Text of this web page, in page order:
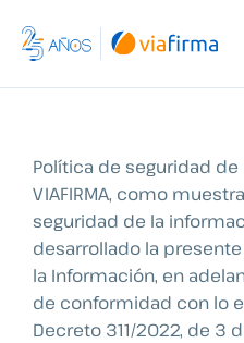
contenido
Política de seguridad
VIAFIRMA, como
seguridad de la
desarrollado la
la Información, en
de conformidad con lo
Decreto 311/2022, de 3